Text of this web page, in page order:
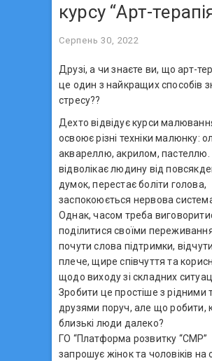
курсу “Арт-
Серпень 30, 2022
Друзі, а чи знаєте ви, що арт-
це один з найкращих способів
стресу??
Дехто відвідує курси
освоює різні техніки малюнку:
аквареллю, акрилом, пастеллю.
відволікає людину від
думок, перестає боліти голова,
заспокоюється нервова
Однак, часом треба
поділитися своїми
почути слова підтримки,
плече, щире співчуття та
щодо виходу зі складних
Зробити це простіше з рідними
друзями поруч, але що робити,
близькі люди далеко?
ГО “Платформа розвитку “СМР”
запрошує жінок та чоловіків на